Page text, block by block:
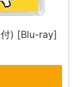
) [Blu-ray]